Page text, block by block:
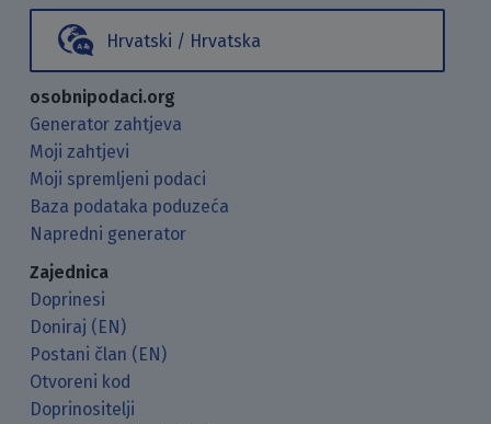
Hrvatski / Hrvatska
osobnipodaci.org
Generator zahtjeva
Moji zahtjevi
Moji spremljeni podaci
Baza podataka poduzeća
Napredni generator
Zajednica
Doprinesi
Doniraj (EN)
Postani član (EN)
Otvoreni kod
Doprinositelji